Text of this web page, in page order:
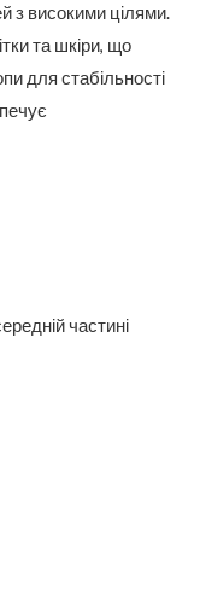
з високими цілями.
та шкіри, що
для стабільності
частині